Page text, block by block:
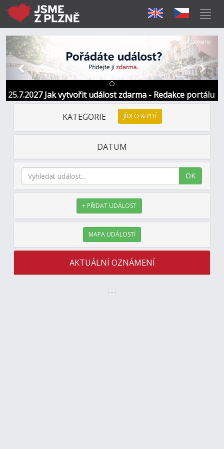
25.7.2027 Jak vytvořit událost zdarma - Redakce portálu
Předchozí Další
Sponzorováno
KATEGORIE JÍDLO & PITÍ
DATUM
OK
+ PŘIDAT UDÁLOST
MAPA UDÁLOSTÍ
AKTUÁLNÍ OZNÁMENÍ
---